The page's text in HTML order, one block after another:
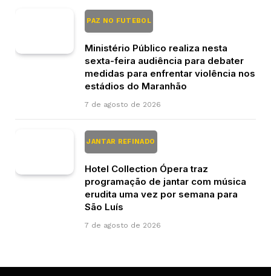
PAZ NO FUTEBOL
Ministério Público realiza nesta
sexta-feira audiência para debater
medidas para enfrentar violência nos
estádios do Maranhão
7 de agosto de 2026
JANTAR REFINADO
Hotel Collection Ópera traz
programação de jantar com música
erudita uma vez por semana para
São Luís
7 de agosto de 2026